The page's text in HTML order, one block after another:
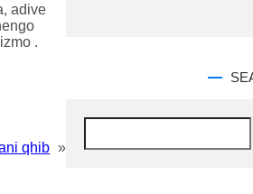
adive
.
qhib »
S